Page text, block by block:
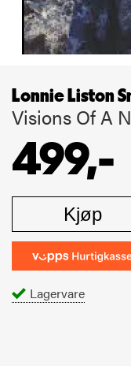
Lonnie Liston
Visions Of A
499,-
Kjøp
Lagervare